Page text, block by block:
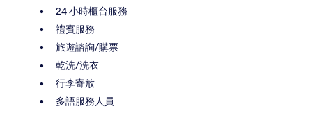
24 小時櫃台服務
禮賓服務
旅遊諮詢/購票
乾洗/洗衣
行李寄放
多語服務人員